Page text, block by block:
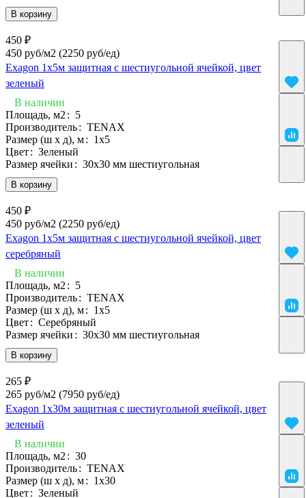
В корзину
450 ₽
450 руб/м2 (2250 руб/eд)
Exagon 1х5м защитная с шестиугольной ячейкой, цвет
зеленый
В наличии
В корзину
Площадь, м2: 5
Производитель: TENAX
Размер (ш х д), м: 1х5
Цвет: Зеленый
Размер ячейки : 30х30 мм шестиугольная
450 ₽
450 руб/м2 (2250 руб/eд)
Exagon 1х5м защитная с шестиугольной ячейкой, цвет
серебряный
В наличии
В корзину
Площадь, м2: 5
Производитель: TENAX
Размер (ш х д), м: 1х5
Цвет: Серебряный
Размер ячейки : 30х30 мм шестиугольная
265 ₽
265 руб/м2 (7950 руб/eд)
Exagon 1х30м защитная с шестиугольной ячейкой, цвет
зеленый
В наличии
Площадь, м2: 30
Производитель: TENAX
Размер (ш х д), м: 1х30
Цвет: Зеленый